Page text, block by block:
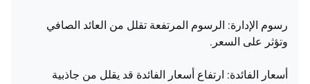
رسوم الإدارة: الرسوم المرتفعة تقلل من العائد الصافي
وتؤثر على السعر.
أسعار الفائدة: ارتفاع أسعار الفائدة قد يقلل من جاذبية